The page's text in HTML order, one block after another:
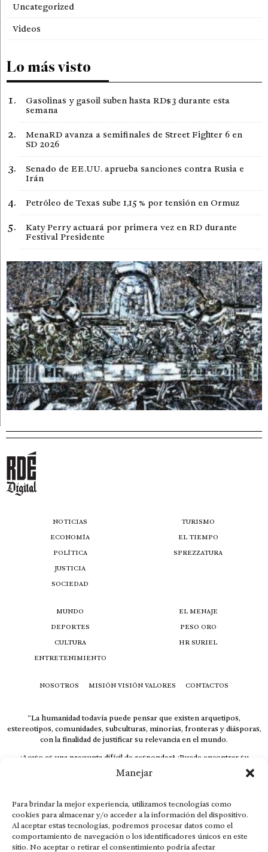
Manejar
Para brindar la mejor experiencia, utilizamos tecnologías como
cookies para almacenar y/o acceder a la información del dispositivo.
Al aceptar estas tecnologías, podremos procesar datos como el
comportamiento de navegación o los identificadores únicos en este
sitio. No aceptar o retirar el consentimiento podría afectar
Uncategorized
Videos
Lo más visto
Gasolinas y gasoil suben hasta RD$3 durante esta
semana
MenaRD avanza a semifinales de Street Fighter 6 en
SD 2026
Senado de EE.UU. aprueba sanciones contra Rusia e
Irán
Petróleo de Texas sube 1,15 % por tensión en Ormuz
Katy Perry actuará por primera vez en RD durante
Festival Presidente
NOTICIAS
ECONOMÍA
POLÍTICA
JUSTICIA
SOCIEDAD
TURISMO
EL TIEMPO
SPREZZATURA
MUNDO
DEPORTES
CULTURA
ENTRETENIMIENTO
EL MENAJE
PESO ORO
HR SURIEL
NOSOTROS MISIÓN VISIÓN VALORES CONTACTOS
“La humanidad todavía puede pensar que existen arquetipos,
estereotipos, comunidades, subculturas, minorías, fronteras y diásporas,
con la finalidad de justificar su relevancia en el mundo.
¿Acaso es una pregunta difícil de responder? ¿Puede encontrar su
respuesta al instante, otorgando al receptor cuestionado espacio y
velocidad suficiente para responder correctamente? De no ser así, el que
El concepto de familia no está limitado exclusivamente a la sangre; seres
que surgen en nuestro diario vivir suelen pesar más que los
emparentados. Más bien, el apego de estas dos versiones de seres
queridos mueve ideales provenientes de sus vivencias.